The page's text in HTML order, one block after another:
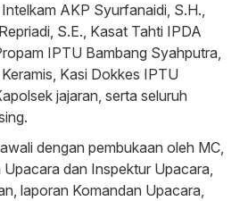
AKP Syurfanaidi, S.H.,
S.E., Kasat Tahti IPDA
IPTU Bambang Syahputra,
Kasi Dokkes IPTU
jajaran, serta seluruh
dengan pembukaan oleh MC,
dan Inspektur Upacara,
laporan Komandan Upacara,